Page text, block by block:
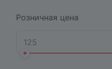
Розничная цена